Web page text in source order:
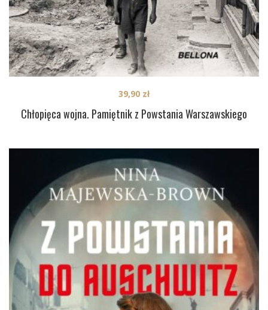
Chłopięca wojna. Pamiętnik z Powstania Warszawskiego
39,90 zł